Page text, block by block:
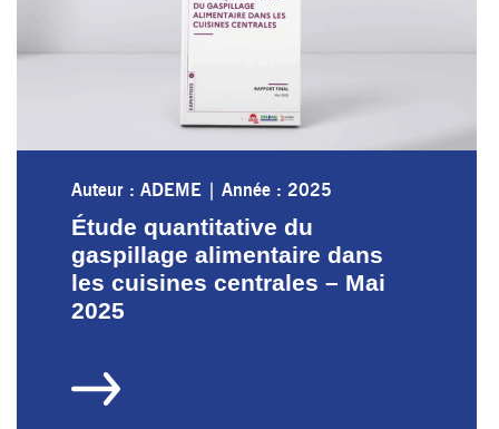
Auteur : ADEME | Année : 2025
Étude quantitative du
gaspillage alimentaire dans
les cuisines centrales – Mai
2025